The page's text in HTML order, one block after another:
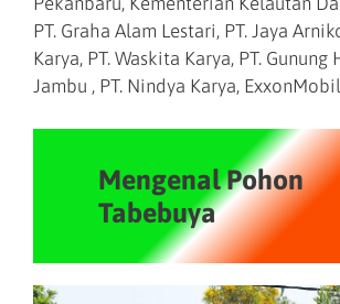
PT. Graha Alam Lestari, PT. Jaya
Karya, PT. Waskita Karya, PT. Gunung
Jambu , PT. Nindya Karya,
Mengenal Pohon
Tabebuya